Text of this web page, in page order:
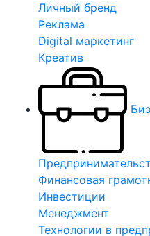
Личный бренд
Реклама
Digital маркетинг
Креатив
Финансовая
Инвестиции
Менеджмент
Технологии в